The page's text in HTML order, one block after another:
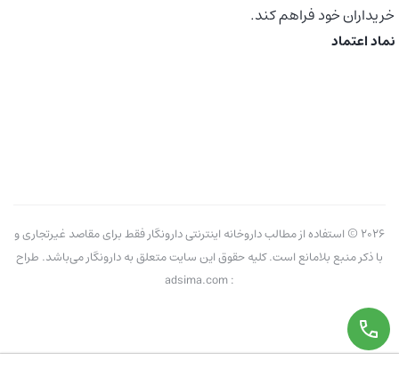
خریداران خود فراهم کند.
نماد اعتماد
2026 © استفاده از مطالب داروخانه اینترنتی دارونگار فقط برای مقاصد غیرتجاری و
با ذکر منبع بلامانع است. کلیه حقوق این سایت متعلق به دارونگار می‌باشد. طراح
: adsima.com